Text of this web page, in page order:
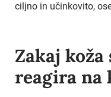
ciljno in učinkovito,
Zakaj
reagira na